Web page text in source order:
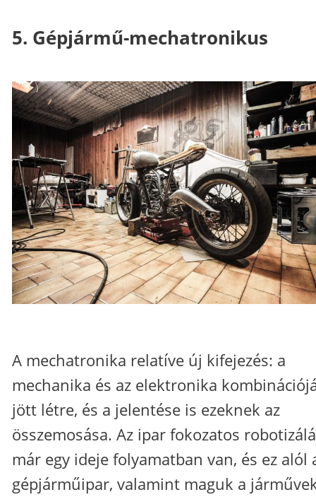
5. Gépjármű-mechatronikus
A mechatronika relatíve új kifejezés: a
mechanika és az elektronika
jött létre, és a jelentése is ezeknek az
összemosása. Az ipar fokozatos
már egy ideje folyamatban van, és ez alól
gépjárműipar, valamint maguk a